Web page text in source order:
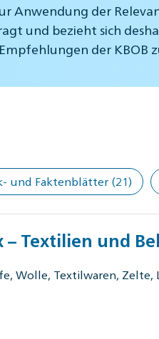
Anwendung der
und bezieht sich
der KBOB
und Faktenblätter (21)
– Textilien und
Wolle, Textilwaren,